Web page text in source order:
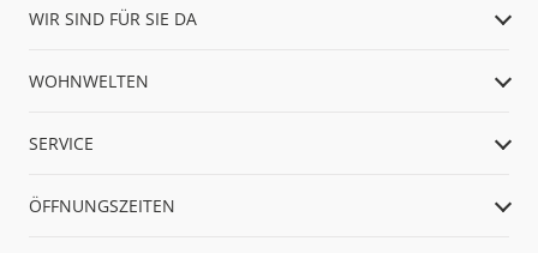
WIR SIND FÜR SIE DA
WOHNWELTEN
SERVICE
ÖFFNUNGSZEITEN